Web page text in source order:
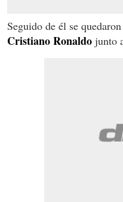
Seguido de él se
Cristiano Ronaldo junto